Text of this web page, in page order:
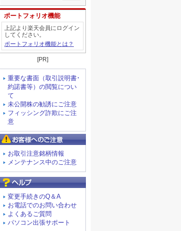
ポートフォリオ機能
上記より楽天会員にログイン
してください。
ポートフォリオ機能とは？
[PR]
重要な書面（取引説明書･
約諾書等）の閲覧につい
て
未公開株の勧誘にご注意
フィッシング詐欺にご注
意
お取引注意銘柄情報
メンテナンス中のご注意
変更手続きのQ＆A
お電話でのお問い合わせ
よくあるご質問
パソコン出張サポート